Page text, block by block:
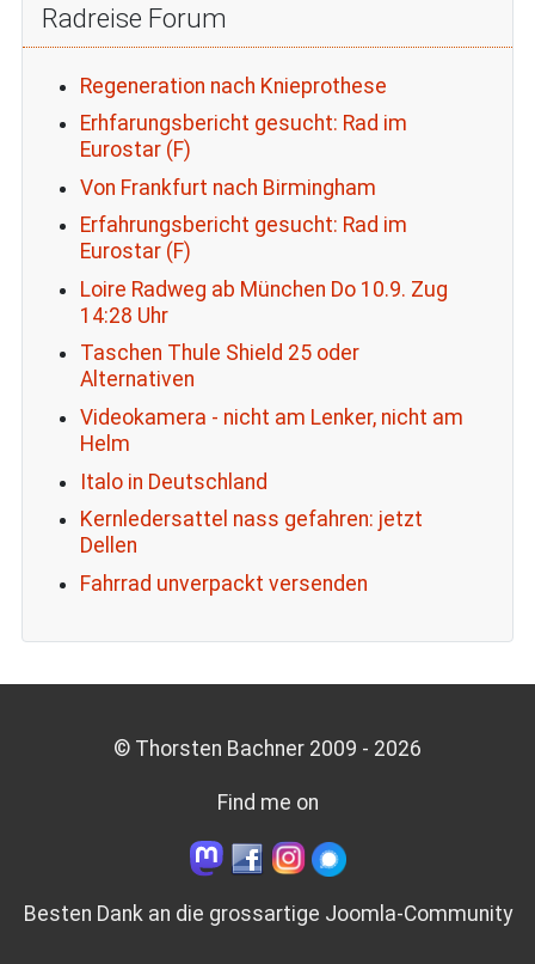
Radreise Forum
Regeneration nach Knieprothese
Erhfarungsbericht gesucht: Rad im
Eurostar (F)
Von Frankfurt nach Birmingham
Erfahrungsbericht gesucht: Rad im
Eurostar (F)
Loire Radweg ab München Do 10.9. Zug
14:28 Uhr
Taschen Thule Shield 25 oder
Alternativen
Videokamera - nicht am Lenker, nicht am
Helm
Italo in Deutschland
Kernledersattel nass gefahren: jetzt
Dellen
Fahrrad unverpackt versenden
© Thorsten Bachner 2009 - 2026
Find me on
Besten Dank an die grossartige Joomla-Community